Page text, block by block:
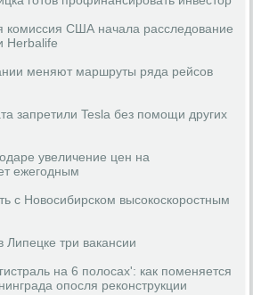
комиссия США начала расследование
Herbalife
меняют маршруты ряда рейсов
запретили Tesla без помощи других
увеличение цен на
ежегодным
с Новосибирском высокоскоростным
Липецке три вакансии
на 6 полосах': как поменяется
опосля реконструкции